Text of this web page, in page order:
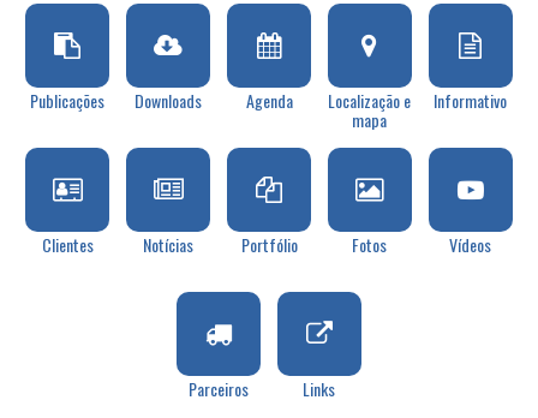
Publicações Downloads Agenda Localização e
mapa
Informativo
Clientes Notícias Portfólio Fotos Vídeos
Parceiros Links